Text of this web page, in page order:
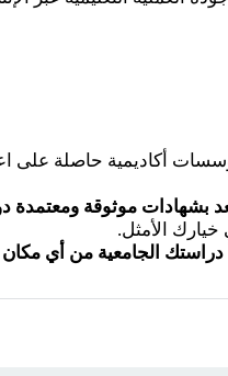
أكاديمية حاصلة على
بشهادات موثوقة ومعتمدة
الأمثل.
الجامعية من أي